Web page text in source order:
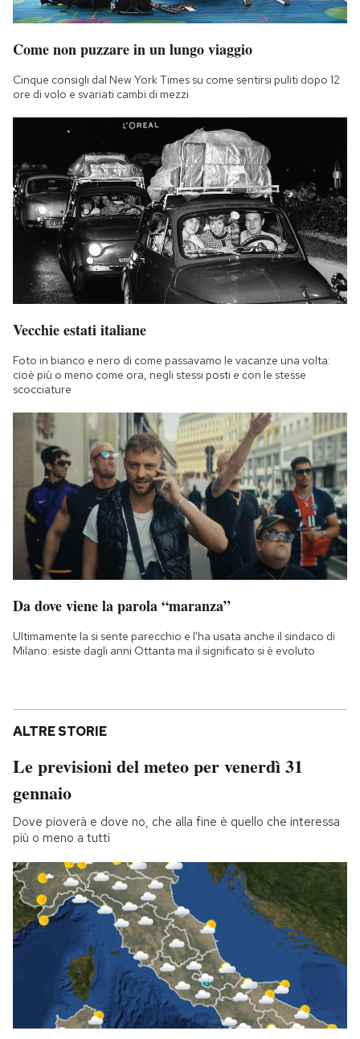
Come non puzzare in un lungo viaggio
Cinque consigli dal New York Times su come sentirsi puliti dopo 12
ore di volo e svariati cambi di mezzi
Vecchie estati italiane
Foto in bianco e nero di come passavamo le vacanze una volta:
cioè più o meno come ora, negli stessi posti e con le stesse
scocciature
Da dove viene la parola “maranza”
Ultimamente la si sente parecchio e l'ha usata anche il sindaco di
Milano: esiste dagli anni Ottanta ma il significato si è evoluto
ALTRE STORIE
Le previsioni del meteo per venerdì 31
gennaio
Dove pioverà e dove no, che alla fine è quello che interessa
più o meno a tutti